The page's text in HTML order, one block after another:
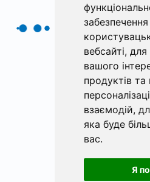
вебсайті, для
вашого
продуктів та
взаємодій,
яка буде
вас.
Я